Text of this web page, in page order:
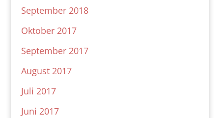
September 2018
Oktober 2017
September 2017
August 2017
Juli 2017
Juni 2017